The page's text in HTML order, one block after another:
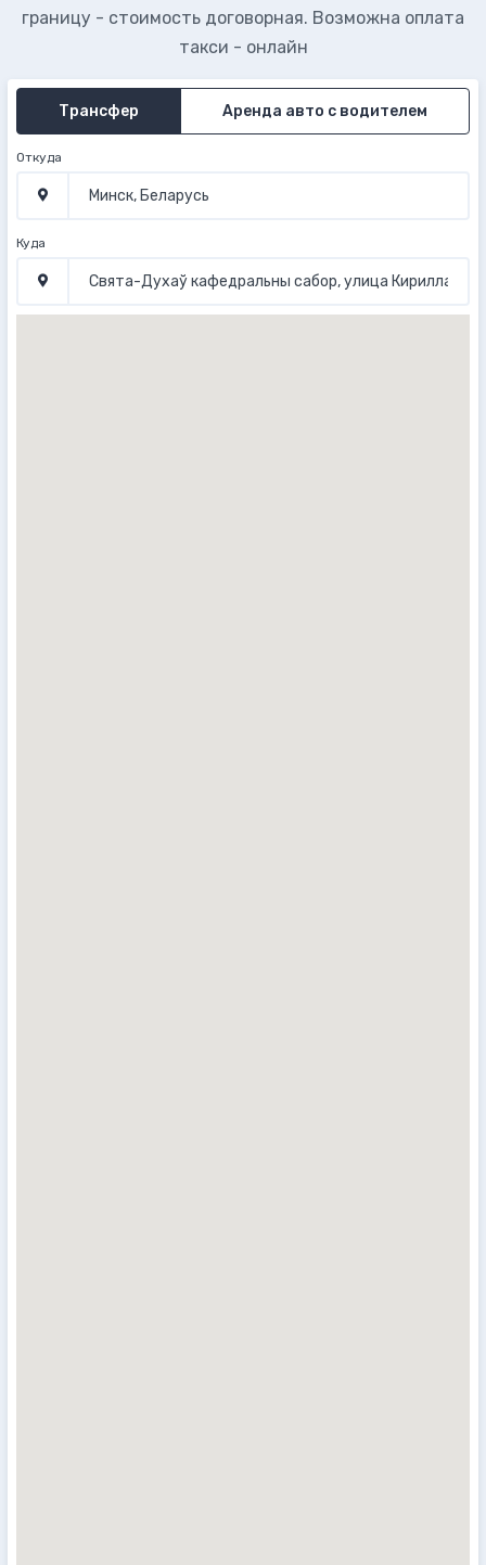
границу - стоимость договорная. Возможна оплата
такси - онлайн
Трансфер Аренда авто с водителем
Откуда
Куда